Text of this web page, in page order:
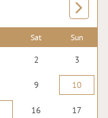
Sat Sun
2 3
9 10
16 17